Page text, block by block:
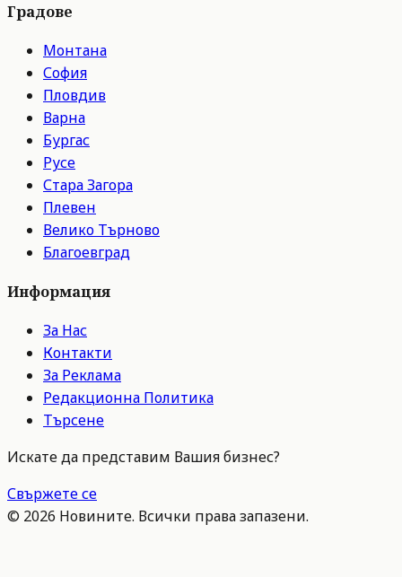
Градове
Монтана
София
Пловдив
Варна
Бургас
Русе
Стара Загора
Плевен
Велико Търново
Благоевград
Информация
За Нас
Контакти
За Реклама
Редакционна Политика
Търсене
Искате да представим Вашия бизнес?
Свържете се
© 2026 Новините. Всички права запазени.